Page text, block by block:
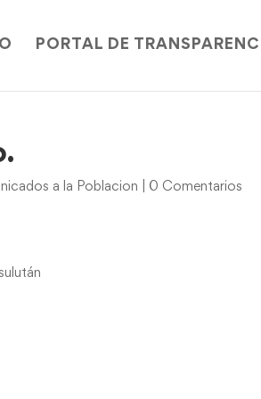
PORTAL DE
a la Poblacion 0 Comentarios